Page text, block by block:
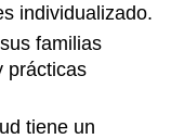
individualizado.
familias
prácticas
tiene un